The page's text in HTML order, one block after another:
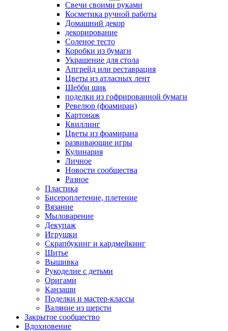
Свечи своими руками
Косметика ручной работы
Домашний декор
декорирование
Соленое тесто
Коробки из бумаги
Украшение для стола
Апгрейд или реставрация
Цветы из атласных лент
Шебби шик
поделки из гофрированной бумаги
Ревелюр (фоамиран)
Картонаж
Квиллинг
Цветы из фоамирана
развивающие игры
Кулинария
Личное
Новости сообщества
Разное
Пластика
Бисероплетение, плетение
Вязание
Мыловарение
Декупаж
Игрушки
Скрапбукинг и кардмейкинг
Шитье
Вышивка
Рукоделие с детьми
Оригами
Канзаши
Поделки и мастер-классы
Валяние из шерсти
Закрытое сообщество
Вдохновение